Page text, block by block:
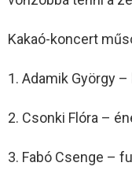
Kakaó-koncert
1. Adamik György
2. Csonki Flóra –
3. Fabó Csenge –